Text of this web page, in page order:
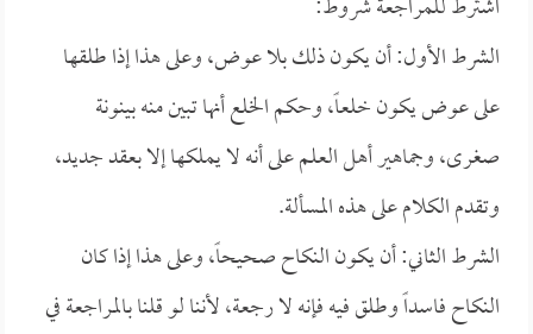
الشرط الأول: أن يكون ذلك بلا عوض، وعلى هذا إذا طلقها
على عوض يكون خلعاً، وحكم الخلع أنها تبين منه بينونة
صغرى، وجماهير أهل العلم على أنه لا يملكها إلا بعقد جديد،
وتقدم الكلام على هذه المسألة.
الشرط الثاني: أن يكون النكاح صحيحاً، وعلى هذا إذا كان
النكاح فاسداً وطلق فيه فإنه لا رجعة، لأننا لو قلنا بالمراجعة في